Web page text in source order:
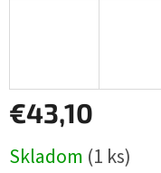
€43,10
cena:
Skladom (1 ks)